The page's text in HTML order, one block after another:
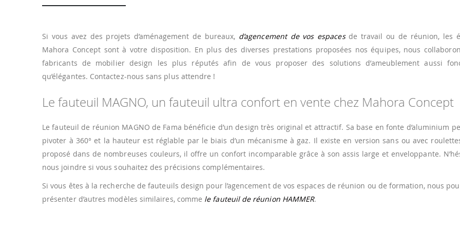
Si vous avez des projets d’aménagement de bureaux, d’agencement de vos espacesde travail ou de réunion, les
Mahora Concept sont à votre disposition. En plus des diverses prestations proposées nos équipes, nous
fabricants de mobilier design les plus réputés afin de vous proposer des solutions d’ameublement aussi
qu’élégantes. Contactez-nous sans plus attendre !
Le fauteuil MAGNO, un fauteuil ultra confort en vente chez Mahora Concept
Le fauteuil de réunion MAGNO de Fama bénéficie d’un design très original et attractif. Sa base en fonte d’aluminium
pivoter à 360° et la hauteur est réglable par le biais d’un mécanisme à gaz. Il existe en version sans ou avec
proposé dans de nombreuses couleurs, il offre un confort incomparable grâce à son assis large et enveloppante.
nous joindre si vous souhaitez des précisions complémentaires.
Si vous êtes à la recherche de fauteuils design pour l’agencement de vos espaces de réunion ou de formation, nous
présenter d’autres modèles similaires, comme le fauteuil de réunion HAMMER.